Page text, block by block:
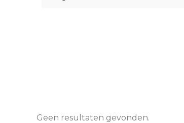
Geen resultaten gevonden.